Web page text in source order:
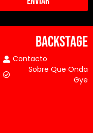
BACKSTAGE
Contacto
Sobre Que Onda
Gye